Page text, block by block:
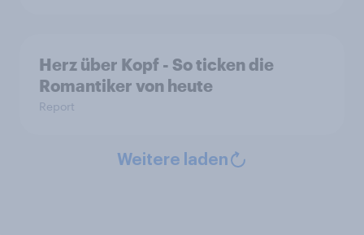
Herz über Kopf - So ticken die
Romantiker von heute
Report
Weitere laden